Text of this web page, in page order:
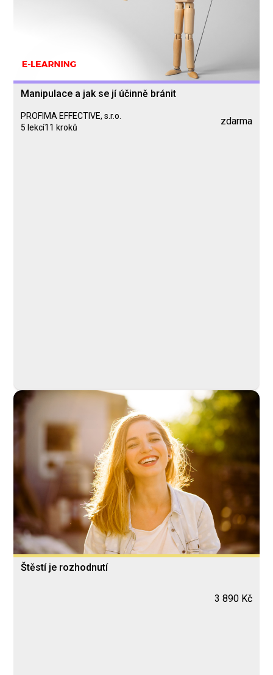
Manipulace a jak se jí účinně bránit
PROFIMA EFFECTIVE, s.r.o.
5 lekcí11 kroků
zdarma
Štěstí je rozhodnutí
3 890 Kč